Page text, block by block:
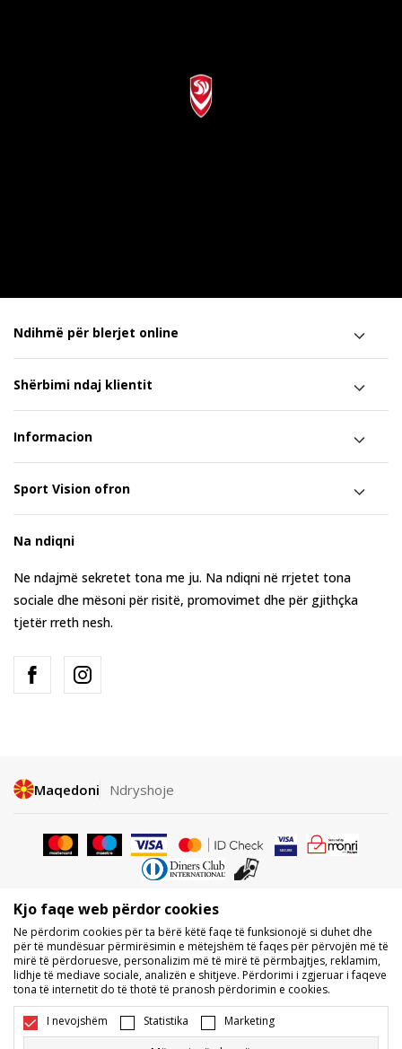
Ndihmë për blerjet online
Shërbimi ndaj klientit
Informacion
Sport Vision ofron
Na ndiqni
Ne ndajmë sekretet tona me ju. Na ndiqni në rrjetet tona
sociale dhe mësoni për risitë, promovimet dhe për gjithçka
tjetër rreth nesh.
Maqedoni Ndryshoje
Nuk lejohet shkarkimi ose përdorimi i përmbajtjes nga faqet e internetit
të BDS.MK, pjesërisht ose tërësisht, dhe i referohet logove, markave
tregtare, përmbajtjes komerciale, as caktimi i tyre palëve të treta,
publikimi i tyre publikisht ose përdorimi i tyre për ndonjë për qëllime, pa
pëlqimin me shkrim të BDS.MK DOOEL.
Ne përpiqemi të jemi sa më të saktë në përshkrimin e produktit, foton
dhe vetë çmimin, por nuk mund të garantojmë që të gjitha informacionet
të jenë të plota dhe pa gabime. Të gjitha produktet e shfaqura në faqe
janë pjesë e ofertës sonë, por nuk kuptohet që ato duhet të jenë të
Kjo faqe web përdor cookies
Ne përdorim cookies për ta bërë këtë faqe të funksionojë si duhet dhe
për të mundësuar përmirësimin e mëtejshëm të faqes për përvojën më të
mirë të përdoruesve, personalizim më të mirë të përmbajtjes, reklamim,
lidhje të mediave sociale, analizën e shitjeve. Përdorimi i zgjeruar i faqeve
tona të internetit do të thotë të pranosh përdorimin e cookies.
I nevojshëm Statistika Marketing